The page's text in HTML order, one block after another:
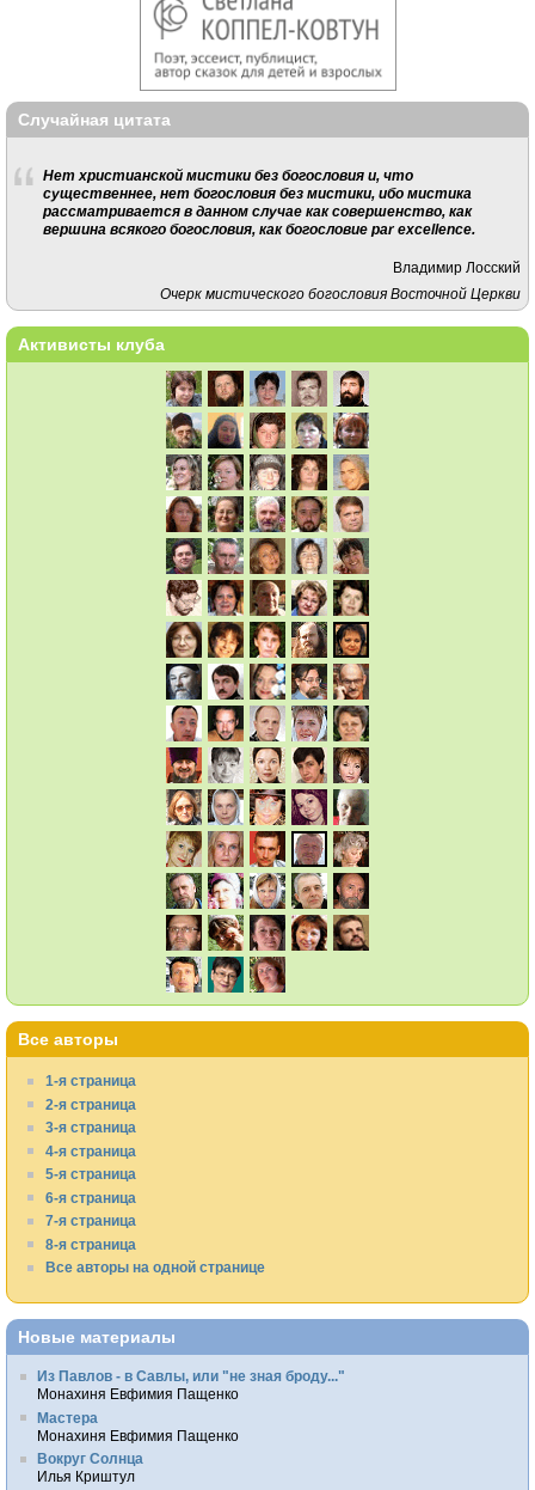
Случайная цитата
Нет христианской мистики без богословия и, что
существеннее, нет богословия без мистики, ибо мистика
рассматривается в данном случае как совершенство, как
вершина всякого богословия, как богословие par excellence.
Владимир Лосский
Очерк мистического богословия Восточной Церкви
Активисты клуба
Все авторы
1-я страница
2-я страница
3-я страница
4-я страница
5-я страница
6-я страница
7-я страница
8-я страница
Все авторы на одной странице
Новые материалы
Из Павлов - в Савлы, или "не зная броду..."
Монахиня Евфимия Пащенко
Мастера
Монахиня Евфимия Пащенко
Вокруг Солнца
Илья Криштул